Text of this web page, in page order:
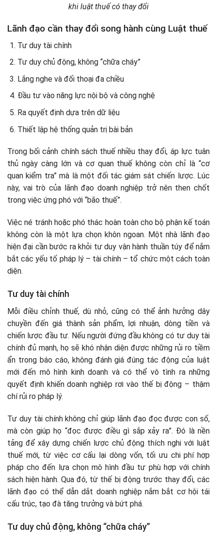
khi luật thuế có thay đổi
Lãnh đạo cần thay đổi song hành cùng Luật thuế
Tư duy tài chính
Tư duy chủ động, không “chữa cháy”
Lắng nghe và đối thoại đa chiều
Đầu tư vào năng lực nội bộ và công nghệ
Ra quyết định dựa trên dữ liệu
Thiết lập hệ thống quản trị bài bản
Trong bối cảnh chính sách thuế nhiều thay đổi, áp lực tuân
thủ ngày càng lớn và cơ quan thuế không còn chỉ là “cơ
quan kiểm tra” mà là một đối tác giám sát chiến lược. Lúc
này, vai trò của lãnh đạo doanh nghiệp trở nên then chốt
trong việc ứng phó với “bão thuế”.
Việc né tránh hoặc phó thác hoàn toàn cho bộ phận kế toán
không còn là một lựa chọn khôn ngoan. Một nhà lãnh đạo
hiện đại cần bước ra khỏi tư duy vận hành thuần túy để nắm
bắt các yếu tố pháp lý – tài chính – tổ chức một cách toàn
diện.
Tư duy tài chính
Mỗi điều chỉnh thuế, dù nhỏ, cũng có thể ảnh hưởng dây
chuyền đến giá thành sản phẩm, lợi nhuận, dòng tiền và
chiến lược đầu tư. Nếu người đứng đầu không có tư duy tài
chính đủ mạnh, họ sẽ khó nhận diện được những rủi ro tiềm
ẩn trong báo cáo, không đánh giá đúng tác động của luật
mới đến mô hình kinh doanh và có thể vô tình ra những
quyết định khiến doanh nghiệp rơi vào thế bị động – thậm
chí rủi ro pháp lý.
Tư duy tài chính không chỉ giúp lãnh đạo đọc được con số,
mà còn giúp họ “đọc được điều gì sắp xảy ra”. Đó là nền
tảng để xây dựng chiến lược chủ động thích nghi với luật
thuế mới, từ việc cơ cấu lại dòng vốn, tối ưu chi phí hợp
pháp cho đến lựa chọn mô hình đầu tư phù hợp với chính
sách hiện hành. Qua đó, từ thế bị động trước thay đổi, các
lãnh đạo có thể dẫn dắt doanh nghiệp nắm bắt cơ hội tái
cấu trúc, tạo đà tăng trưởng và bứt phá.
Tư duy chủ động, không “chữa cháy”